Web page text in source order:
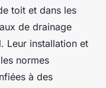
toit et dans les
de drainage
Leur installation et
normes
à des